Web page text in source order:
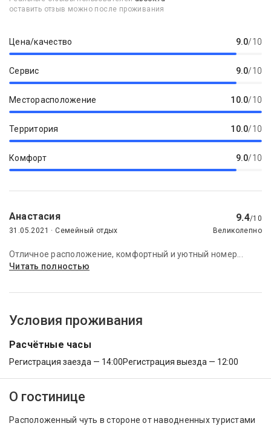
оставить отзыв можно после проживания
Цена/качество 9.0/10
Сервис 9.0/10
Месторасположение 10.0/10
Территория 10.0/10
Комфорт 9.0/10
Анастасия 9.4/10
31.05.2021 · Семейный отдых
Великолепно
Отличное расположение, комфортный и уютный номер...
Читать полностью
Условия проживания
Расчётные часы
Регистрация заезда — 14:00Регистрация выезда — 12:00
О гостинице
Расположенный чуть в стороне от наводненных туристами